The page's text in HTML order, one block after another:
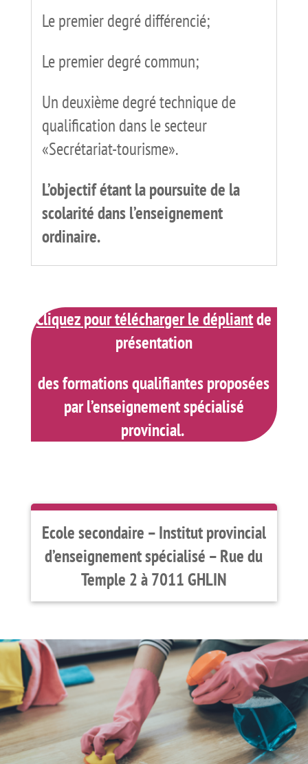
Le premier degré différencié;
Le premier degré commun;
Un deuxième degré technique de
qualification dans le secteur
«Secrétariat-tourisme».
L’objectif étant la poursuite de la
scolarité dans l’enseignement
ordinaire.
Cliquezpour télécharger le dépliantde
présentation
des formations qualifiantes proposées
par l’enseignement spécialisé
provincial.
Ecole secondaire – Institut provincial
d’enseignement spécialisé – Rue du
Temple 2 à 7011 GHLIN